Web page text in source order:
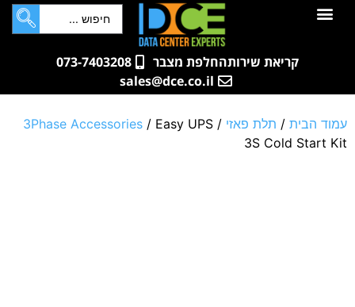
לתוכן
קריאת שירותהחלפת מצבר
073-7403208
sales@dce.co.il
עמוד הבית / תלת פאזי /
3Phase Accessories / Easy UPS
3S Cold Start Kit